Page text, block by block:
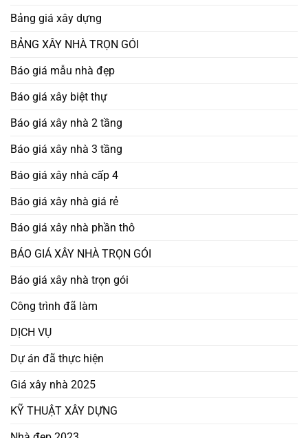
Bảng giá xây dựng
BẢNG XÂY NHÀ TRỌN GÓI
Báo giá mẫu nhà đẹp
Báo giá xây biệt thự
Báo giá xây nhà 2 tầng
Báo giá xây nhà 3 tầng
Báo giá xây nhà cấp 4
Báo giá xây nhà giá rẻ
Báo giá xây nhà phần thô
BÁO GIÁ XÂY NHÀ TRỌN GÓI
Báo giá xây nhà trọn gói
Công trình đã làm
DỊCH VỤ
Dự án đã thực hiện
Giá xây nhà 2025
KỸ THUẬT XÂY DỰNG